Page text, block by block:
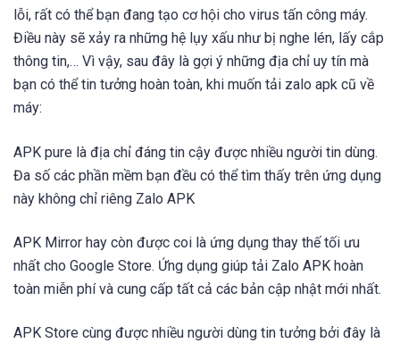
lỗi, rất có thể bạn đang tạo cơ hội cho virus tấn công máy.
Điều này sẽ xảy ra những hệ lụy xấu như bị nghe lén, lấy cắp
thông tin,… Vì vậy, sau đây là gợi ý những địa chỉ uy tín mà
bạn có thể tin tưởng hoàn toàn, khi muốn tải zalo apk cũ về
máy:
APK pure là địa chỉ đáng tin cậy được nhiều người tin dùng.
Đa số các phần mềm bạn đều có thể tìm thấy trên ứng dụng
này không chỉ riêng Zalo APK
APK Mirror hay còn được coi là ứng dụng thay thế tối ưu
nhất cho Google Store. Ứng dụng giúp tải Zalo APK hoàn
toàn miễn phí và cung cấp tất cả các bản cập nhật mới nhất.
APK Store cùng được nhiều người dùng tin tưởng bởi đây là